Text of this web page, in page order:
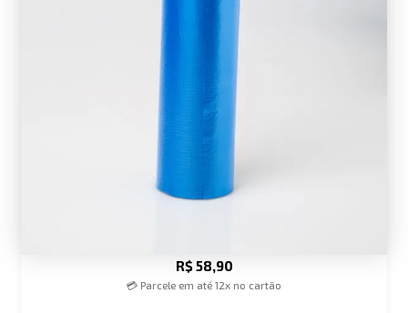
R$58,90
💳 Parcele em até 12x no cartão